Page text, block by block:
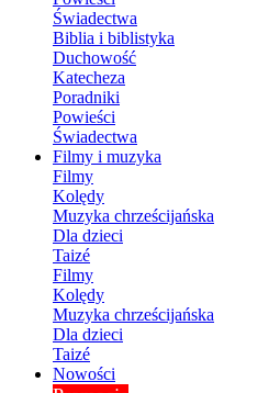
Świadectwa
Biblia i biblistyka
Duchowość
Katecheza
Poradniki
Powieści
Świadectwa
Filmy i muzyka
Filmy
Kolędy
Muzyka chrześcijańska
Dla dzieci
Taizé
Filmy
Kolędy
Muzyka chrześcijańska
Dla dzieci
Taizé
Nowości